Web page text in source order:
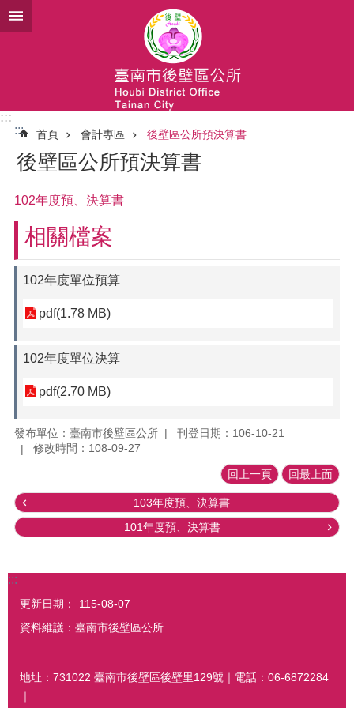
跳到主要內容區塊
:::
:::
首頁 會計專區 後壁區公所預決算書
後壁區公所預決算書
102年度預、決算書
相關檔案
102年度單位預算
pdf(1.78 MB)
102年度單位決算
pdf(2.70 MB)
發布單位：臺南市後壁區公所
刊登日期：106-10-21
修改時間：108-09-27
回上一頁 回最上面
103年度預、決算書
101年度預、決算書
:::
更新日期：
115-08-07
資料維護：臺南市後壁區公所
地址：731022 臺南市後壁區後壁里129號｜電話：06-6872284
｜